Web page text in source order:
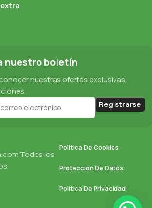
nuestro boletín
nuestras ofertas exclusivas,
Todos los
Política De Cookies
Protección De Datos
Política De Privacidad